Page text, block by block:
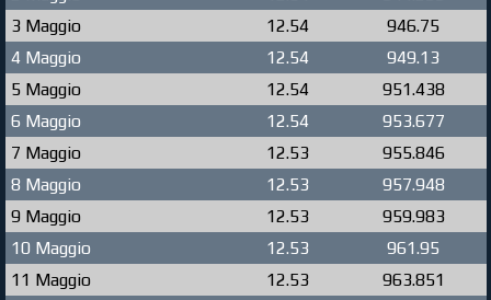
3 Maggio
12.54
946.75
4 Maggio
12.54
949.13
5 Maggio
12.54
951.438
6 Maggio
12.54
953.677
7 Maggio
12.53
955.846
8 Maggio
12.53
957.948
9 Maggio
12.53
959.983
10 Maggio
12.53
961.95
11 Maggio
12.53
963.851